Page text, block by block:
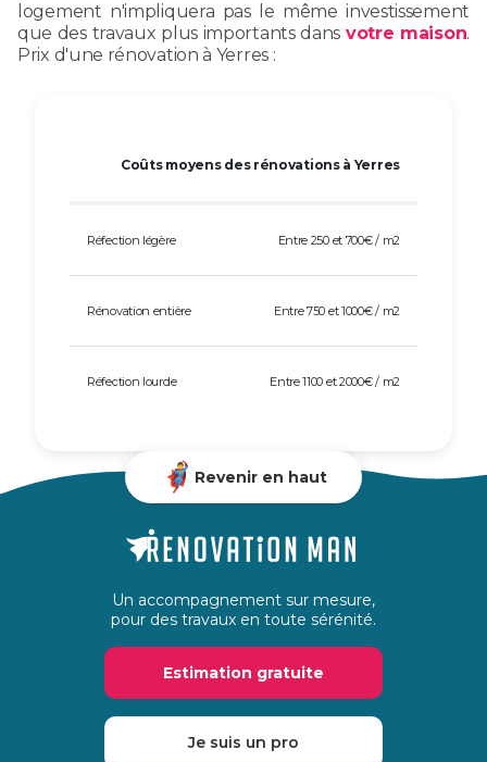
logement n'impliquera pas le même investissement
que des travaux plus importants dans votre maison.
Prix d'une rénovation à Yerres :
Coûts moyens des rénovations à Yerres
Réfection légère Entre 250 et 700€ / m2
Rénovation entière Entre 750 et 1000€ / m2
Réfection lourde Entre 1100 et 2000€ / m2
Revenir en haut
Un accompagnement sur mesure,
pour des travaux en toute sérénité.
Estimation gratuite
Je suis un pro